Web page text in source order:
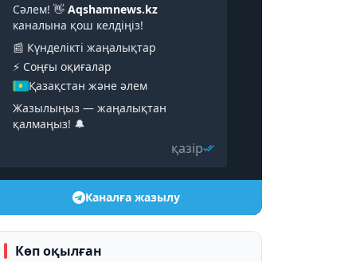
Сәлем! 👋 Aqshamnews.kz
каналына қош келдіңіз!
📰 Күнделікті жаңалықтар
⚡️ Соңғы оқиғалар
Қазақстан және әлем
Жазылыңыз — жаңалықтан
қалмаңыз! 🔔
қазір
Каналға жазылу
Көп оқылған